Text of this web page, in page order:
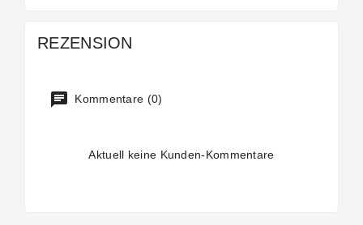
REZENSION
Kommentare (0)
Aktuell keine Kunden-Kommentare